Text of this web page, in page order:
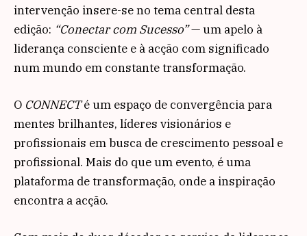
intervenção insere-se no tema central desta
edição: “Conectar com Sucesso”— um apelo à
liderança consciente e à acção com significado
num mundo em constante transformação.
O CONNECTé um espaço de convergência para
mentes brilhantes, líderes visionários e
profissionais em busca de crescimento pessoal e
profissional. Mais do que um evento, é uma
plataforma de transformação, onde a inspiração
encontra a acção.